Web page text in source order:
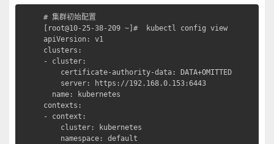
# 集群初始配置
[root@10-25-38-209 ~]#  kubectl config view
apiVersion: v1
clusters:
- cluster:
certificate-authority-data: DATA+OMITTED
server: https://192.168.0.153:6443
name: kubernetes
contexts:
- context:
cluster: kubernetes
namespace: default